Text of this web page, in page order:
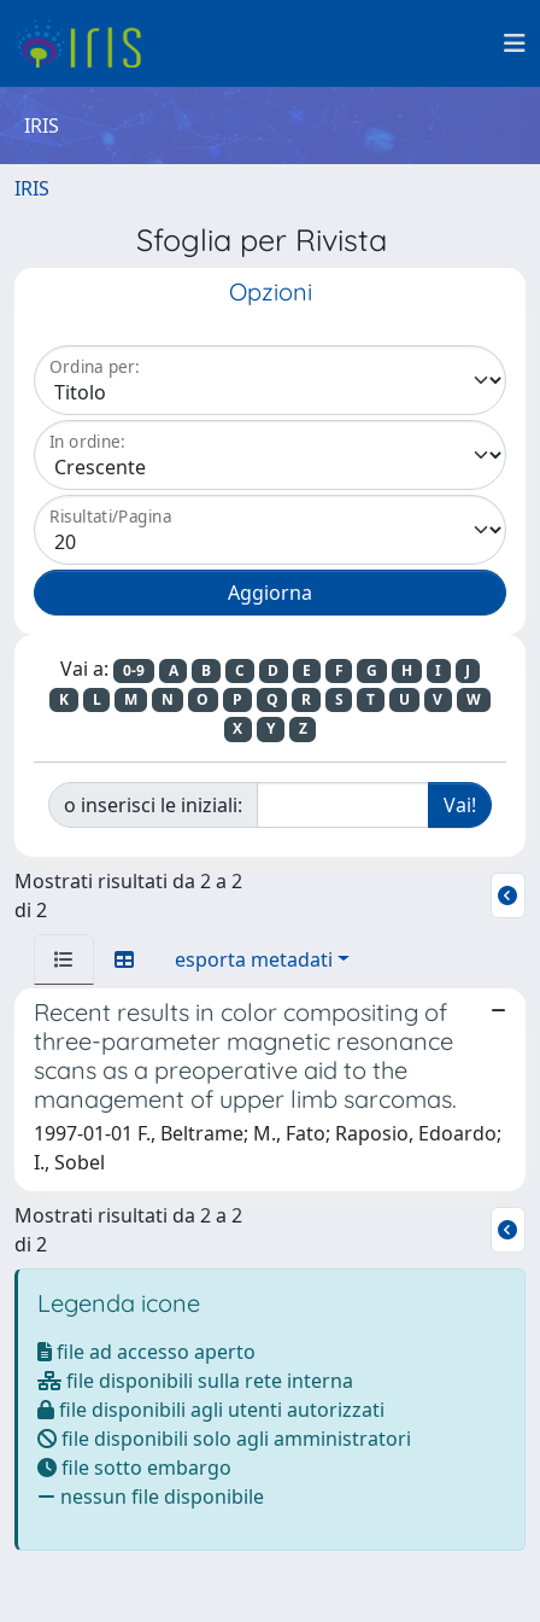
IRIS
IRIS
Sfoglia per Rivista
Opzioni
Ordina per:
In ordine:
Risultati/Pagina
Vai a: 0-9 A B C D E F G H I
J
K
L M N O P Q R S T U V
W
X
Y Z
o inserisci le iniziali:
Mostrati risultati da 2 a 2
di 2
esporta metadati
Recent results in color compositing of
three-parameter magnetic resonance
scans as a preoperative aid to the
management of upper limb sarcomas.
1997-01-01 F., Beltrame; M., Fato; Raposio, Edoardo;
I., Sobel
Mostrati risultati da 2 a 2
di 2
Legenda icone
file ad accesso aperto
file disponibili sulla rete interna
file disponibili agli utenti autorizzati
file disponibili solo agli amministratori
file sotto embargo
nessun file disponibile